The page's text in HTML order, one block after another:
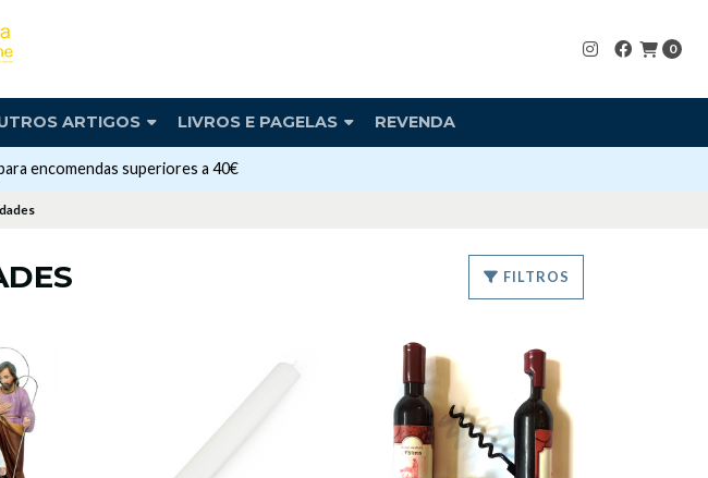
0
ARTIGOS LIVROS E PAGELAS REVENDA
encomendas superiores a 40€
FILTROS